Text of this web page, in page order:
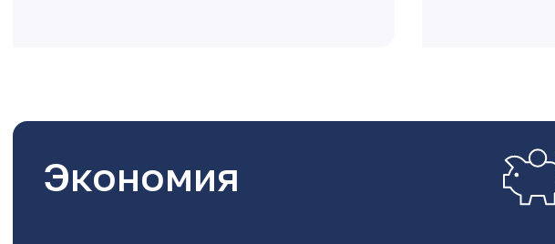
Экономия